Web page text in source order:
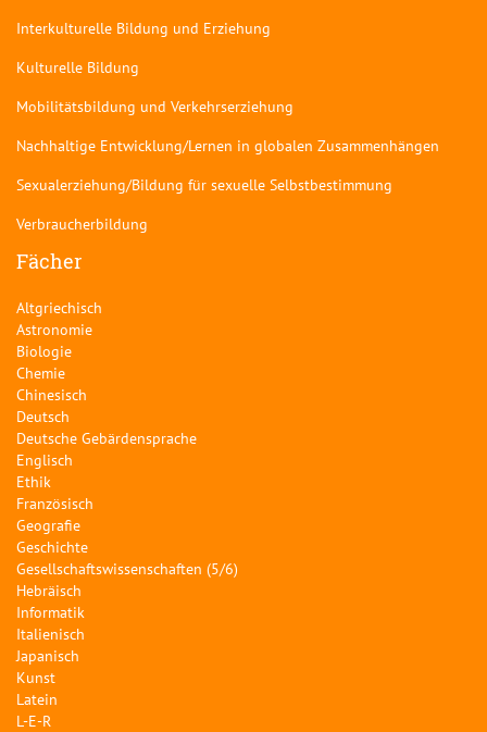
Interkulturelle Bildung und Erziehung
Kulturelle Bildung
Mobilitätsbildung und Verkehrserziehung
Nachhaltige Entwicklung/Lernen in globalen Zusammenhängen
Sexualerziehung/Bildung für sexuelle Selbstbestimmung
Verbraucherbildung
Fächer
Altgriechisch
Astronomie
Biologie
Chemie
Chinesisch
Deutsch
Deutsche Gebärdensprache
Englisch
Ethik
Französisch
Geografie
Geschichte
Gesellschaftswissenschaften (5/6)
Hebräisch
Informatik
Italienisch
Japanisch
Kunst
Latein
L-E-R